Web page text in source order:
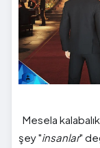
Mesela
şey "insanlar"